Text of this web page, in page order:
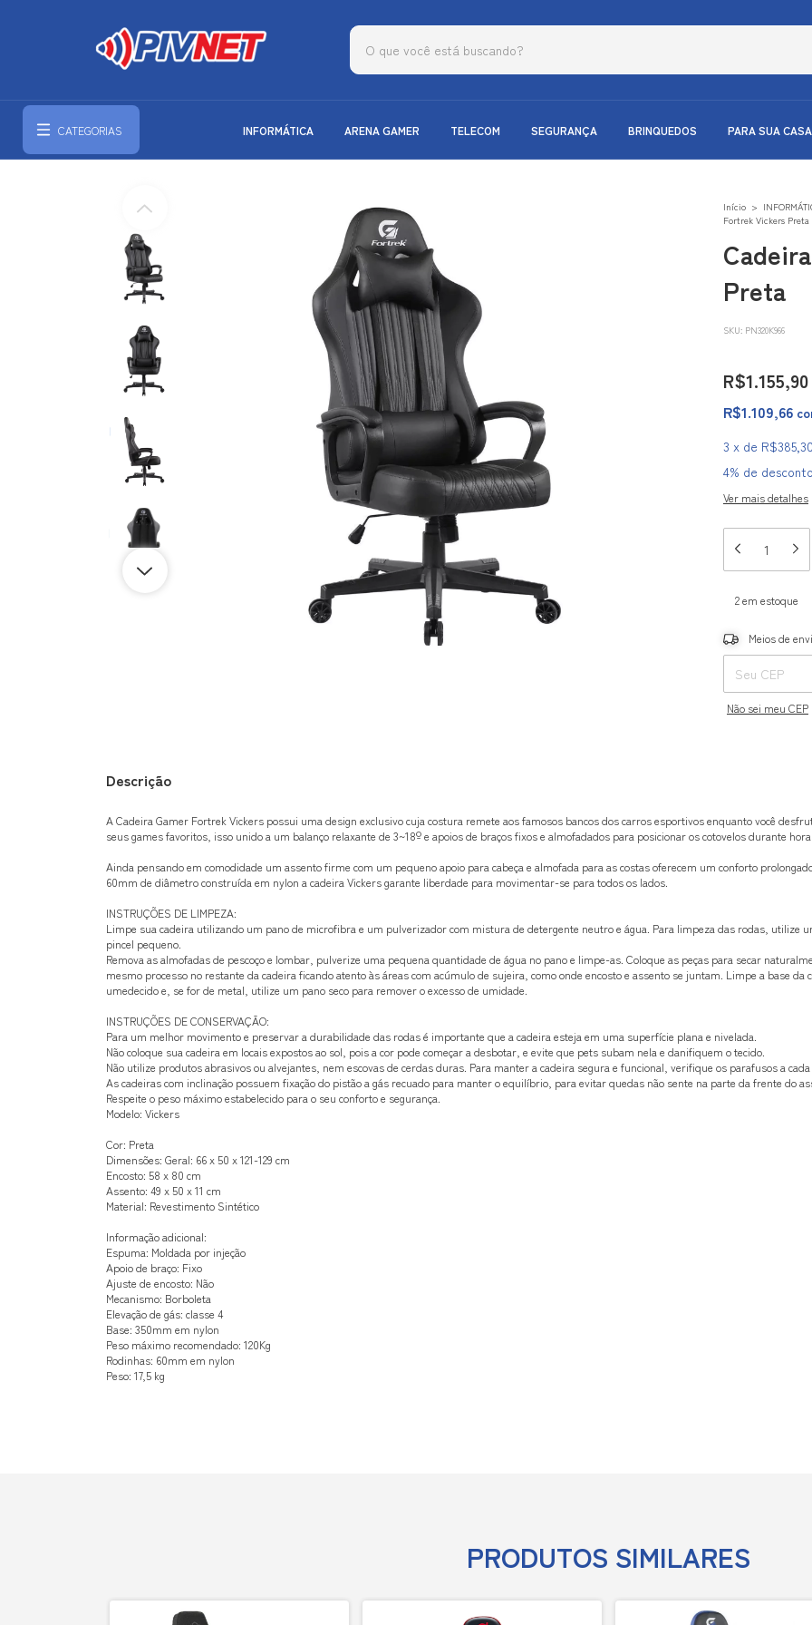
CATEGORIAS INFORMÁTICA ARENA GAMER TELECOM SEGURANÇA BRINQUEDOS PARA SUA CASA
Início >
Fortrek Vickers Preta
Preta
SKU: PN320K966
R$1.155,90
R$1.109,66
3 x de R$385,30
4% de desconto
Ver mais detalhes
2em estoque
Entregas para o
Meios de
Não sei meu CEP
Descrição
A Cadeira Gamer Fortrek Vickers possui uma design exclusivo cuja costura remete aos famosos bancos dos carros esportivos enquanto você
seus games favoritos, isso unido a um balanço relaxante de 3~18º e apoios de braços fixos e almofadados para posicionar os cotovelos durante
Ainda pensando em comodidade um assento firme com um pequeno apoio para cabeça e almofada para as costas oferecem um conforto
60mm de diâmetro construída em nylon a cadeira Vickers garante liberdade para movimentar-se para todos os lados.
INSTRUÇÕES DE LIMPEZA:
Limpe sua cadeira utilizando um pano de microfibra e um pulverizador com mistura de detergente neutro e água. Para limpeza das rodas, utilize
pincel pequeno.
Remova as almofadas de pescoço e lombar, pulverize uma pequena quantidade de água no pano e limpe-as. Coloque as peças para secar
mesmo processo no restante da cadeira ficando atento às áreas com acúmulo de sujeira, como onde encosto e assento se juntam. Limpe a base da
umedecido e, se for de metal, utilize um pano seco para remover o excesso de umidade.
INSTRUÇÕES DE CONSERVAÇÃO:
Para um melhor movimento e preservar a durabilidade das rodas é importante que a cadeira esteja em uma superfície plana e nivelada.
Não coloque sua cadeira em locais expostos ao sol, pois a cor pode começar a desbotar, e evite que pets subam nela e danifiquem o tecido.
Não utilize produtos abrasivos ou alvejantes, nem escovas de cerdas duras. Para manter a cadeira segura e funcional, verifique os parafusos a cada
As cadeiras com inclinação possuem fixação do pistão a gás recuado para manter o equilíbrio, para evitar quedas não sente na parte da frente do
Respeite o peso máximo estabelecido para o seu conforto e segurança.
Modelo: Vickers
Cor: Preta
Dimensões: Geral: 66 x 50 x 121-129 cm
Encosto: 58 x 80 cm
Assento: 49 x 50 x 11 cm
Material: Revestimento Sintético
Informação adicional:
Espuma: Moldada por injeção
Apoio de braço: Fixo
Ajuste de encosto: Não
Mecanismo: Borboleta
Elevação de gás: classe 4
Base: 350mm em nylon
Peso máximo recomendado: 120Kg
Rodinhas: 60mm em nylon
Peso: 17,5 kg
PRODUTOS SIMILARES